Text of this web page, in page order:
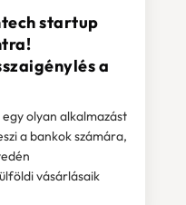
startup
a
olyan alkalmazást
a bankok számára,
vásárlásaik